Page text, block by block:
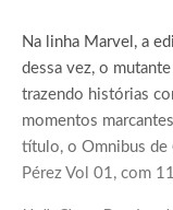
Na linha Marvel, a
dessa vez, o mutante
trazendo histórias
momentos
título, o Omnibus de
Pérez Vol 01, com